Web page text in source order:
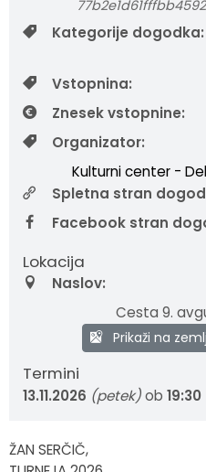
Kategorije dogodka:
Vstopnina:
Znesek vstopnine:
Organizator:
Kulturni center -
Spletna stran
Facebook stran
Lokacija
Naslov:
Cesta 9.
Prikaži na
Termini
13.11.2026 (petek)ob 19:30
ŽAN SERČIČ,
Fotogalerija
Občinska volilna komisija
Medobčinski inšpektorat in
Koledar dogodkov
Okoljski podatki
Lokalne volitve
Strateški dokumenti
Katalog informacij javnega